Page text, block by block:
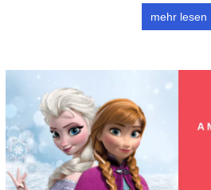
mehr lesen